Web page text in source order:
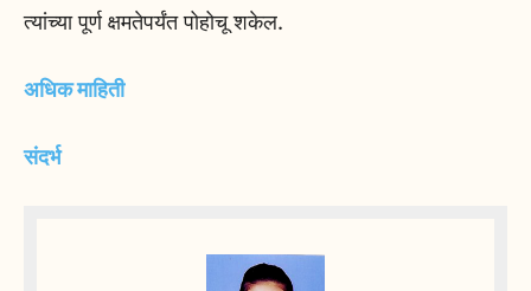
त्यांच्या पूर्ण क्षमतेपर्यंत पोहोचू शकेल.
अधिक माहिती
संदर्भ